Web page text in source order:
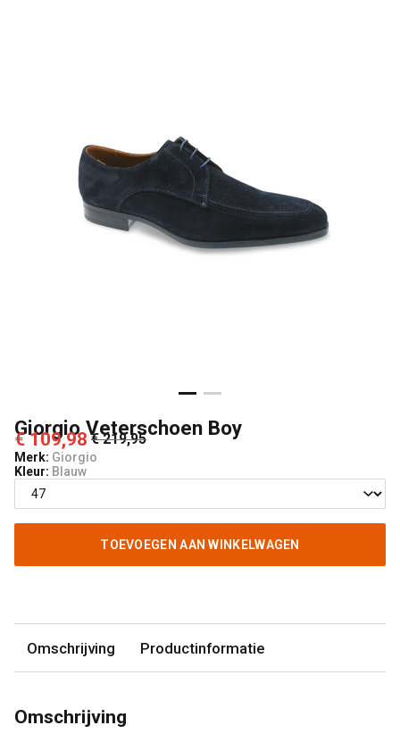
Giorgio Veterschoen Boy
€ 109,98 € 219,95
Merk: Giorgio
Kleur: Blauw
TOEVOEGEN AAN WINKELWAGEN
Omschrijving Productinformatie
Omschrijving